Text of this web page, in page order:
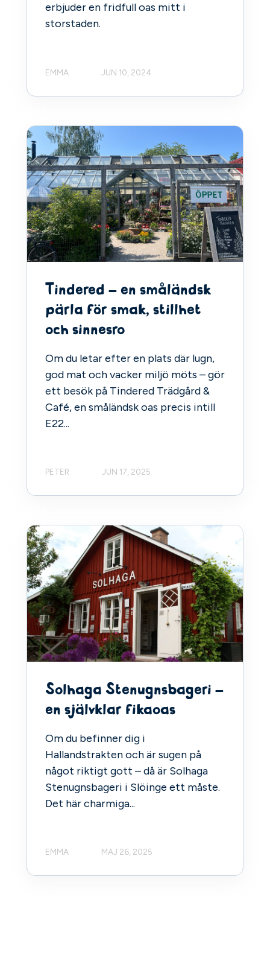
erbjuder en fridfull oas mitt i
storstaden.
EMMA JUN 10, 2024
Tindered – en småländsk
pärla för smak, stillhet
och sinnesro
Om du letar efter en plats där lugn,
god mat och vacker miljö möts – gör
ett besök på Tindered Trädgård &
Café, en småländsk oas precis intill
E22...
PETER JUN 17, 2025
Solhaga Stenugnsbageri –
en självklar fikaoas
Om du befinner dig i
Hallandstrakten och är sugen på
något riktigt gott – då är Solhaga
Stenugnsbageri i Slöinge ett måste.
Det här charmiga...
EMMA MAJ 26, 2025